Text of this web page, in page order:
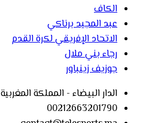
الكاف
عبد المجيد برناكي
الاتحاد الإفريقي لكرة القدم
رجاء بني ملال
جوزيف زينباور
الدار البيضاء - المملكة المغربية
00212663201790